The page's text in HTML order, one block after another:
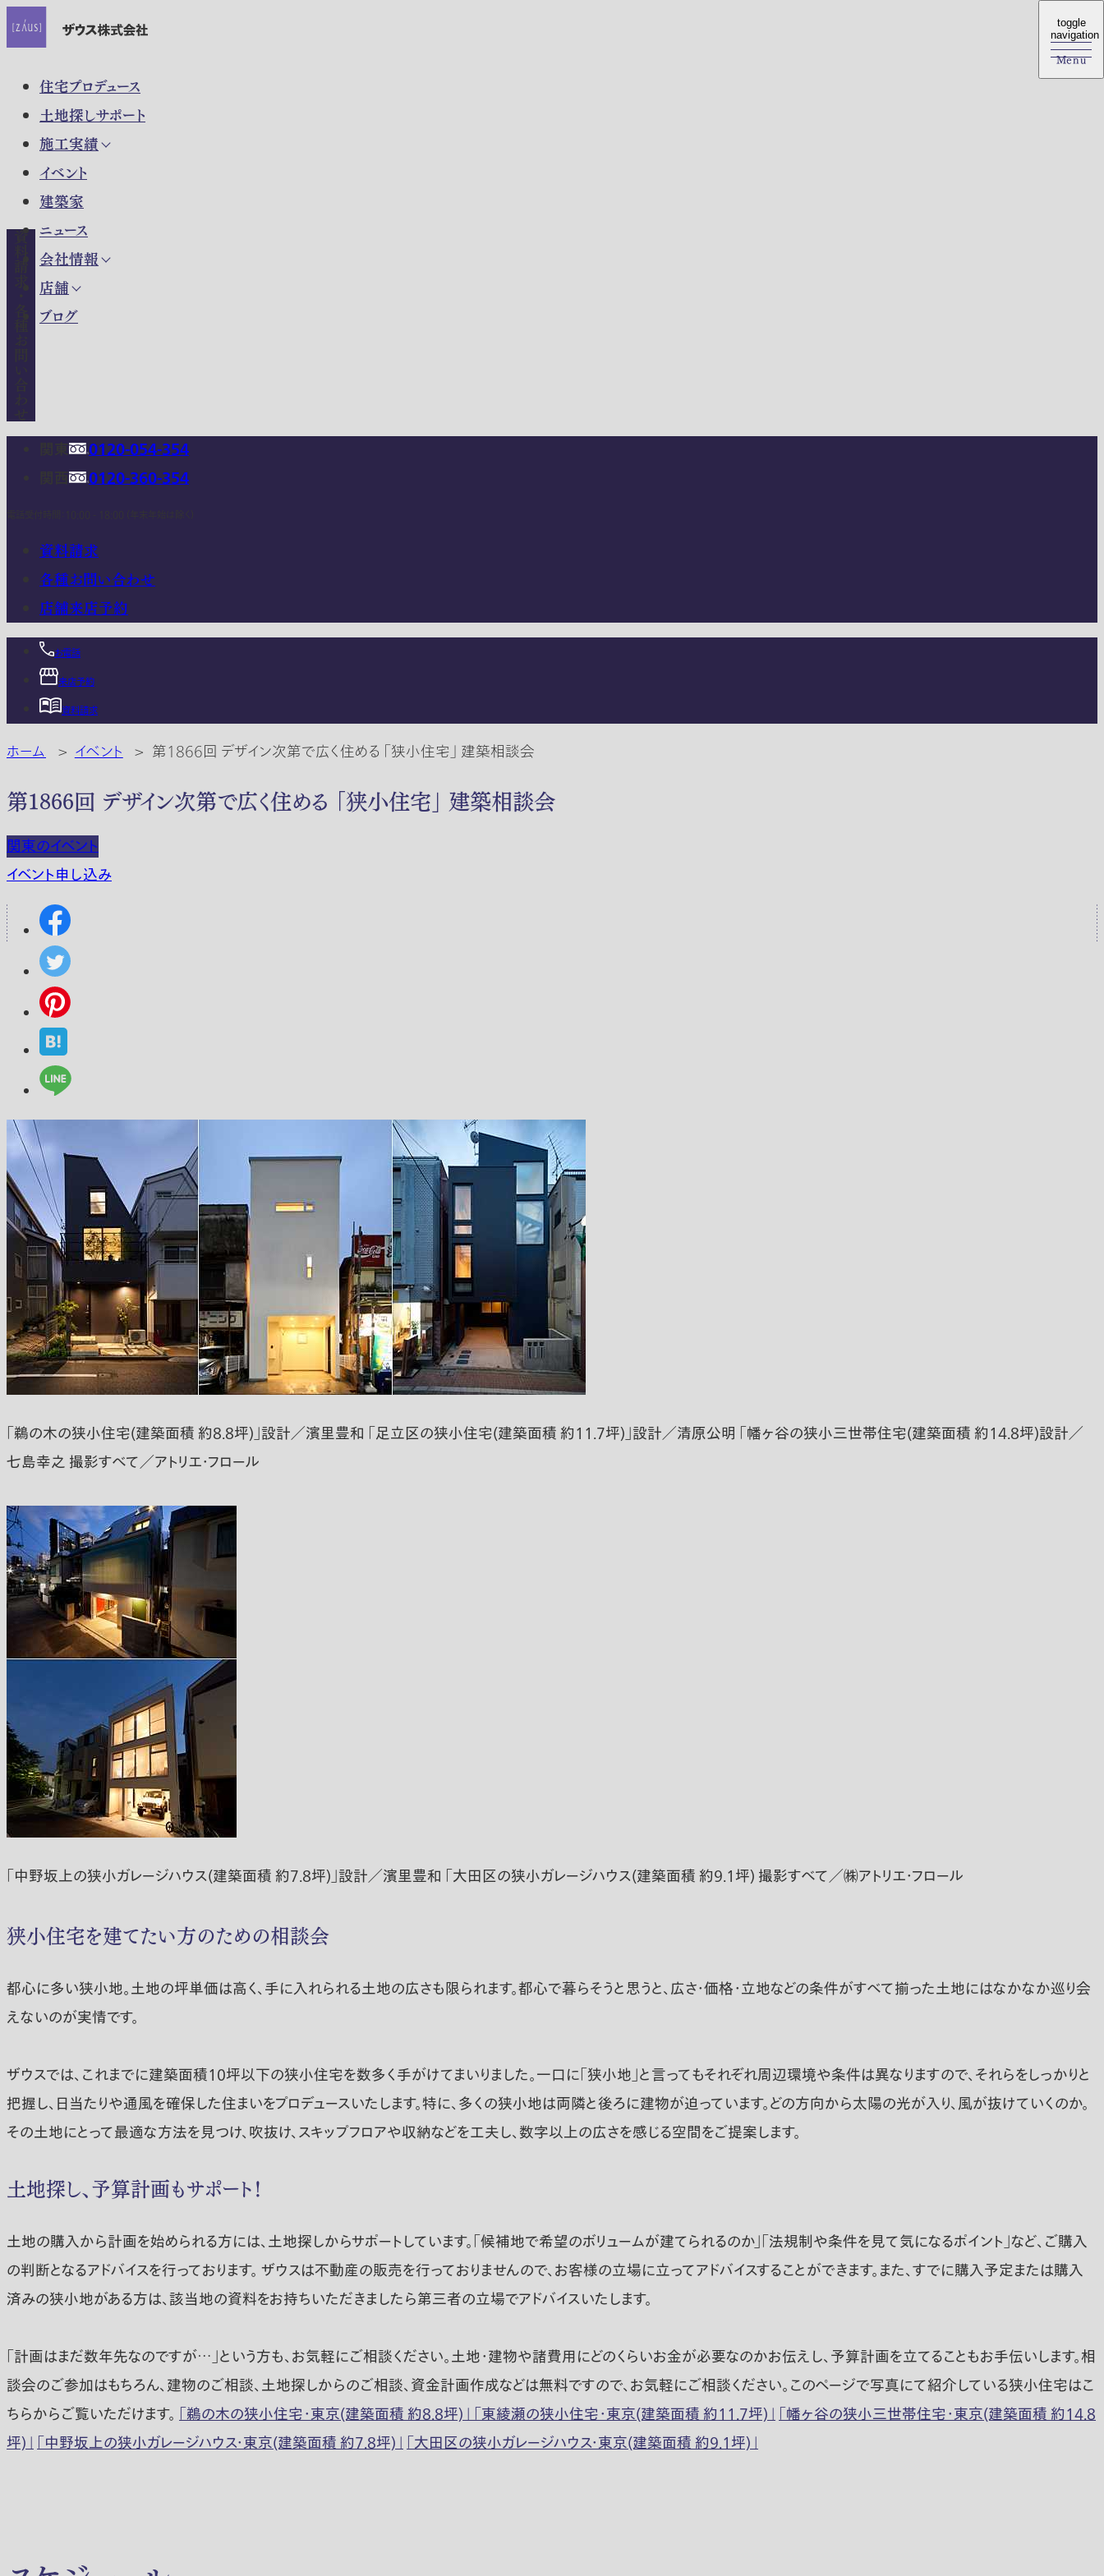
住宅プロデュース
土地探しサポート
施工実績
イベント
建築家
ニュース
会社情報
店舗
ブログ
toggle
navigation
Menu
toggle
navigation
Menu
0120-054-354
0120-360-354
資料請求
各種お問い合わせ
店舗来店予約
お電話
来店予約
資料請求
ホーム > イベント > 第1866回 デザイン次第で広く住める 「狭小住宅」 建築相談会
第1866回 デザイン次第で広く住める 「狭小住宅」 建築相談会
関東のイベント
イベント申し込み
「鵜の木の狭小住宅(建築面積 約8.8坪)」設計／濱里豊和 「足立区の狭小住宅(建築面積 約11.7坪)」設計／清原公明 「幡ヶ谷の狭小三世帯住宅(建築面積 約14.8坪)設計／
七島幸之 撮影すべて／アトリエ・フロール
「中野坂上の狭小ガレージハウス(建築面積 約7.8坪)」設計／濱里豊和 「大田区の狭小ガレージハウス(建築面積 約9.1坪) 撮影すべて／㈱アトリエ・フロール
狭小住宅を建てたい方のための相談会
都心に多い狭小地。土地の坪単価は高く、手に入れられる土地の広さも限られます。都心で暮らそうと思うと、広さ・価格・立地などの条件がすべて揃った土地にはなかなか巡り会
えないのが実情です。
ザウスでは、これまでに建築面積10坪以下の狭小住宅を数多く手がけてまいりました。一口に「狭小地」と言ってもそれぞれ周辺環境や条件は異なりますので、それらをしっかりと
把握し、日当たりや通風を確保した住まいをプロデュースいたします。特に、多くの狭小地は両隣と後ろに建物が迫っています。どの方向から太陽の光が入り、風が抜けていくのか。
その土地にとって最適な方法を見つけ、吹抜け、スキップフロアや収納などを工夫し、数字以上の広さを感じる空間をご提案します。
土地探し、予算計画もサポート！
土地の購入から計画を始められる方には、土地探しからサポートしています。「候補地で希望のボリュームが建てられるのか」「法規制や条件を見て気になるポイント」など、ご購入
の判断となるアドバイスを行っております。 ザウスは不動産の販売を行っておりませんので、お客様の立場に立ってアドバイスすることができます。また、すでに購入予定または購入
済みの狭小地がある方は、該当地の資料をお持ちいただきましたら第三者の立場でアドバイスいたします。
「計画はまだ数年先なのですが…」という方も、お気軽にご相談ください。土地・建物や諸費用にどのくらいお金が必要なのかお伝えし、予算計画を立てることもお手伝いします。相
談会のご参加はもちろん、建物のご相談、土地探しからのご相談、資金計画作成などは無料ですので、お気軽にご相談ください。このページで写真にて紹介している狭小住宅はこ
ちらからご覧いただけます。 「鵜の木の狭小住宅・東京(建築面積 約8.8坪)」「東綾瀬の狭小住宅・東京(建築面積 約11.7坪)」「幡ヶ谷の狭小三世帯住宅・東京(建築面積 約14.8
坪)」「中野坂上の狭小ガレージハウス・東京(建築面積 約7.8坪)」「大田区の狭小ガレージハウス・東京(建築面積 約9.1坪)」